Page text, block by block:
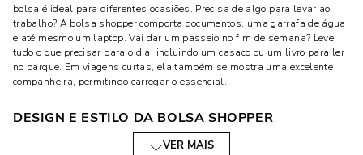
bolsa é ideal para diferentes ocasiões. Precisa de algo para levar ao
trabalho? A bolsa shopper comporta documentos, uma garrafa de água
e até mesmo um laptop. Vai dar um passeio no fim de semana? Leve
tudo o que precisar para o dia, incluindo um casaco ou um livro para ler
no parque. Em viagens curtas, ela também se mostra uma excelente
companheira, permitindo carregar o essencial.
DESIGN E ESTILO DA BOLSA SHOPPER
O design da bolsa shopper é outro aspecto que atrai muitas mulheres.
VER MAIS